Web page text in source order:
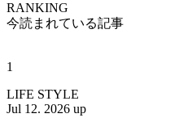
RANKING
今読まれている記事
1
LIFE STYLE
Jul 12. 2026 up